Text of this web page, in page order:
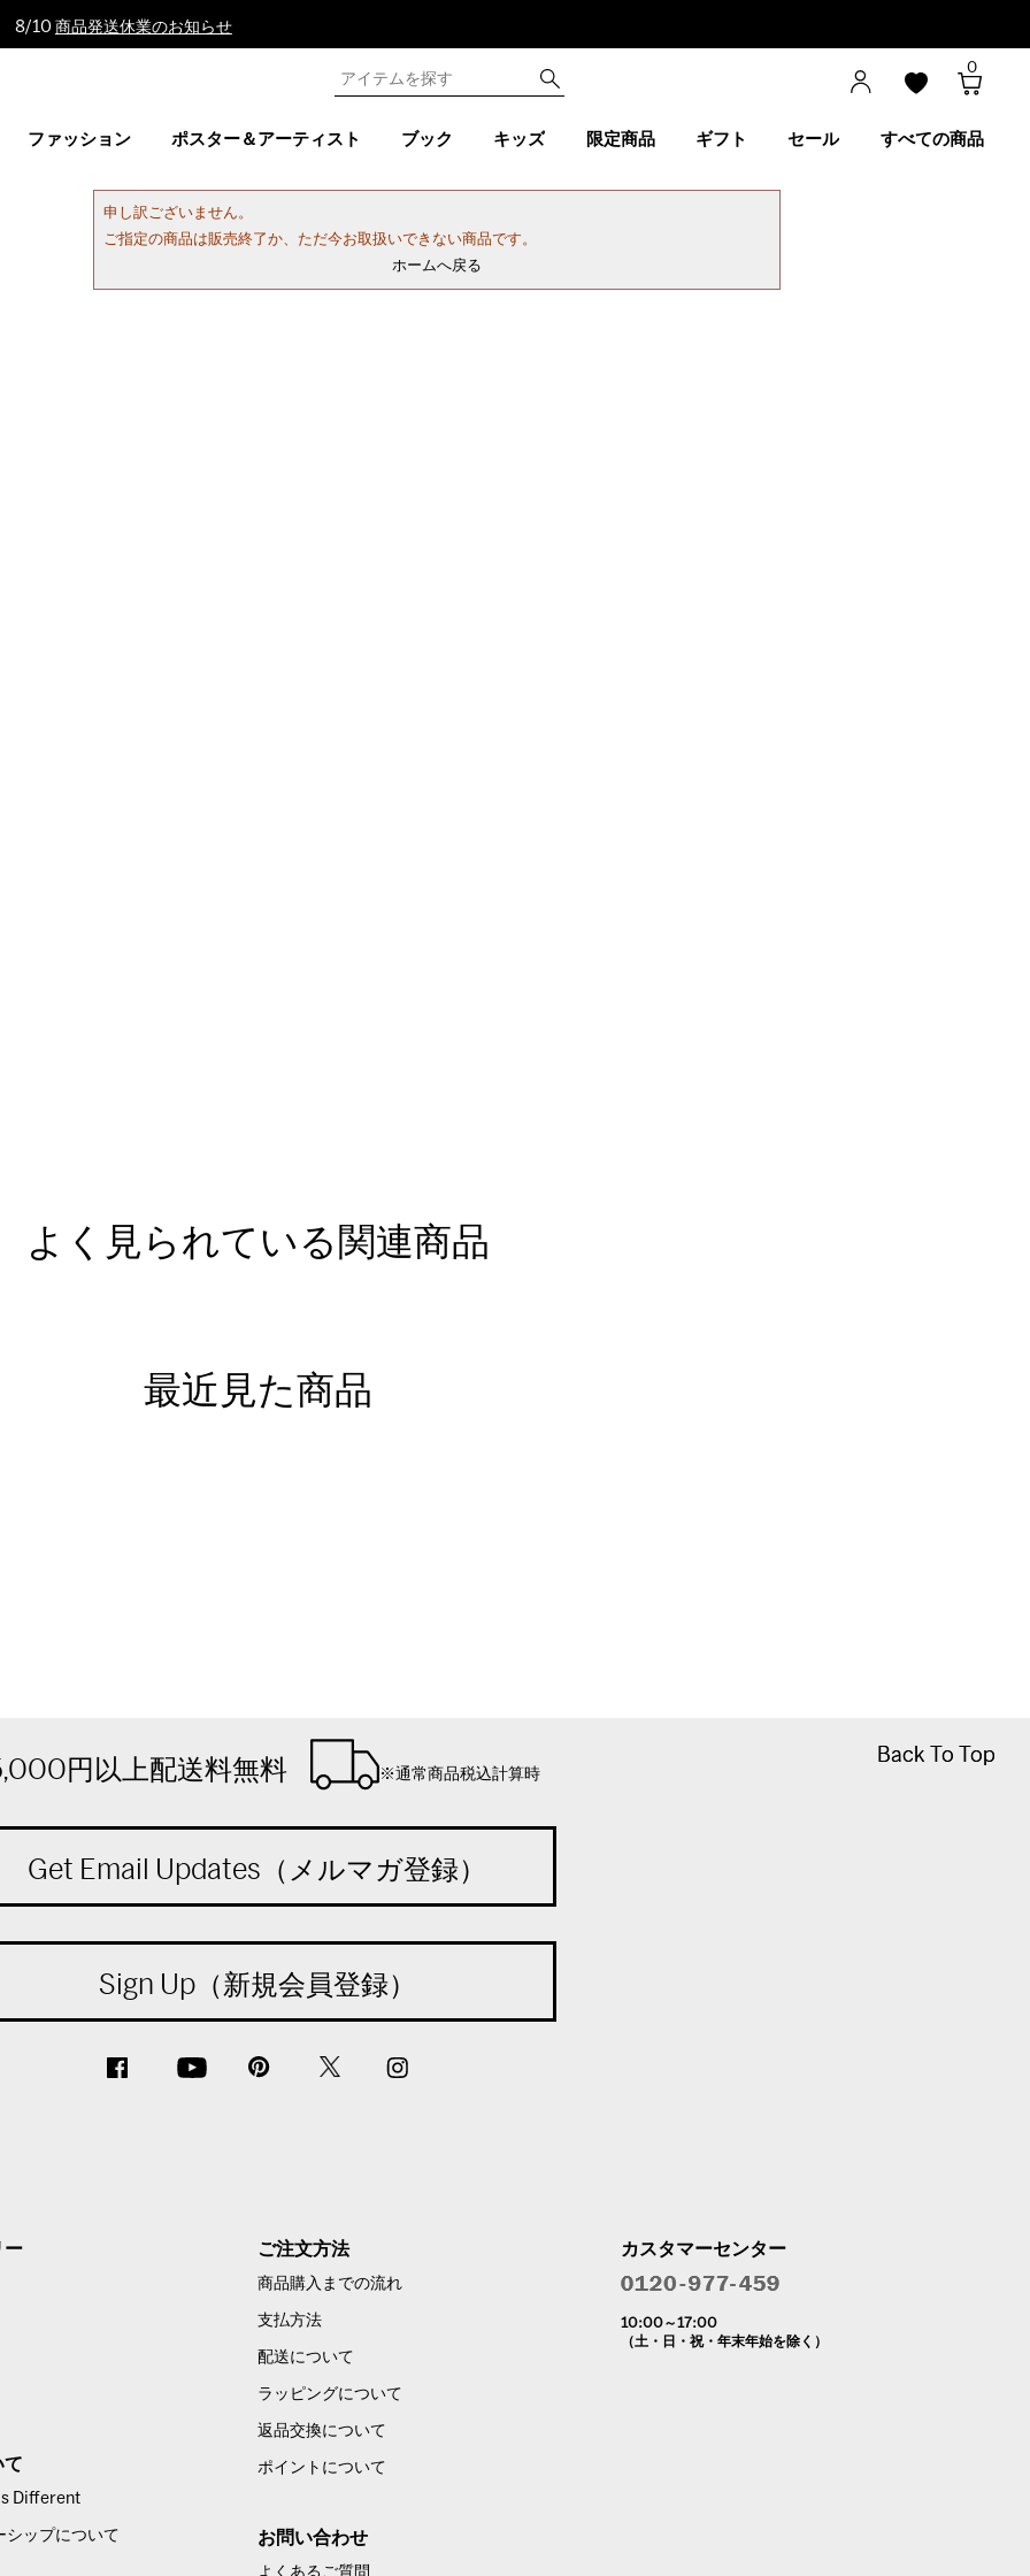
8/10 商品発送休業のお知らせ
0
ファッション ポスター＆アーティスト ブック キッズ 限定商品 ギフト セール すべての商品
申し訳ございません。
ご指定の商品は販売終了か、ただ今お取扱いできない商品です。
ホームへ戻る
よく見られている関連商品
最近見た商品
Back To Top
Back To Top
円以上配送料無料 ※通常商品税込計算時
Get Email Updates（メルマガ登録）
Sign Up（新規会員登録）
ー
て
Different
シップについて
ご注文方法
商品購入までの流れ
支払方法
配送について
ラッピングについて
返品交換について
ポイントについて
お問い合わせ
よくあるご質問
カスタマーセンター
10:00～17:00
（土・日・祝・年末年始を除く）